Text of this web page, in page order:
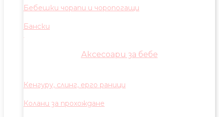
Бебешки чорапи и чоропогащи
Бански
Аксесоари за бебе
Кенгуру, слинг, ерго раници
Колани за прохождане